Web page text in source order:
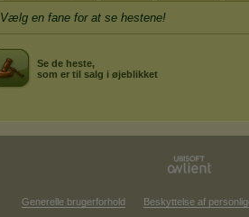
Vælg en fane for at se hestene!
Se de heste,
som er til salg i øjeblikket
Generelle brugerforhold Beskyttelse af